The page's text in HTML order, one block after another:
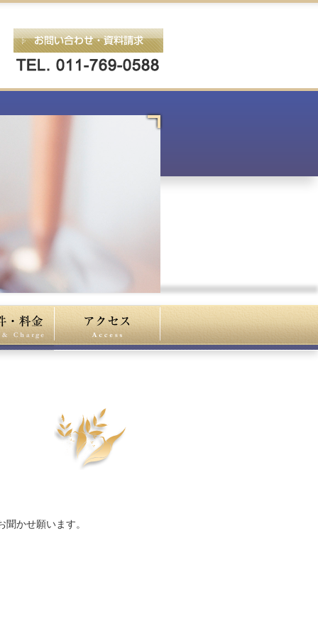
かせ願います。